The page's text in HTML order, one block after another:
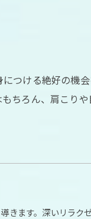
つける絶好の機
ちろん、肩こり
きます。深いリラク